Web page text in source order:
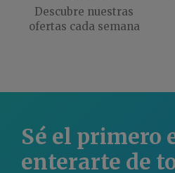
Descubre nuestras
ofertas cada semana
Sé el primero
enterarte de